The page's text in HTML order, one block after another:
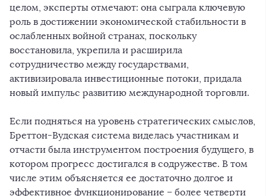
целом, эксперты отмечают: она сыграла ключевую
роль в достижении экономической стабильности в
ослабленных войной странах, поскольку
восстановила, укрепила и расширила
сотрудничество между государствами,
активизировала инвестиционные потоки, придала
новый импульс развитию международной торговли.
Если подняться на уровень стратегических смыслов,
Бреттон-Вудская система виделась участникам и
отчасти была инструментом построения будущего, в
котором прогресс достигался в содружестве. В том
числе этим объясняется ее достаточно долгое и
эффективное функционирование – более четверти